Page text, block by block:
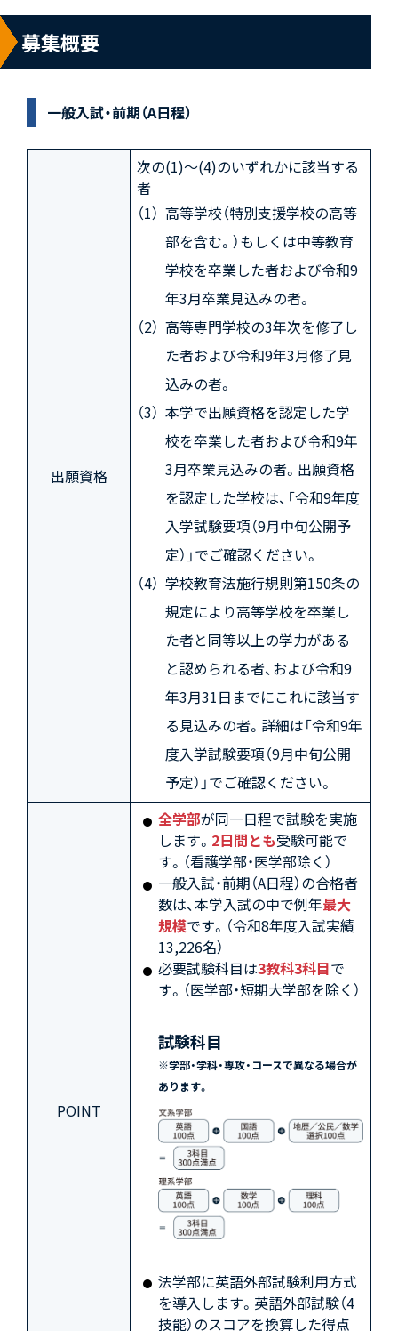
募集概要
一般入試・前期（A日程）
出願資格
次の(1)～(4)のいずれかに該当する
者
高等学校（特別支援学校の高等
部を含む。）もしくは中等教育
学校を卒業した者および令和9
年3月卒業見込みの者。
高等専門学校の3年次を修了し
た者および令和9年3月修了見
込みの者。
本学で出願資格を認定した学
校を卒業した者および令和9年
3月卒業見込みの者。出願資格
を認定した学校は、「令和9年度
入学試験要項（9月中旬公開予
定）」でご確認ください。
学校教育法施行規則第150条の
規定により高等学校を卒業し
た者と同等以上の学力がある
と認められる者、および令和9
年3月31日までにこれに該当す
る見込みの者。詳細は「令和9年
度入学試験要項（9月中旬公開
予定）」でご確認ください。
POINT
全学部が同一日程で試験を実施
します。 2日間とも受験可能で
す。（看護学部・医学部除く）
一般入試・前期（A日程）の合格者
数は、本学入試の中で例年最大
規模です。（令和8年度入試実績
13,226名）
必要試験科目は3教科3科目で
す。（医学部・短期大学部を除く）
試験科目
※学部・学科・専攻・コースで異なる場合が
あります。
法学部に英語外部試験利用方式
を導入します。英語外部試験（4
技能）のスコアを換算した得点